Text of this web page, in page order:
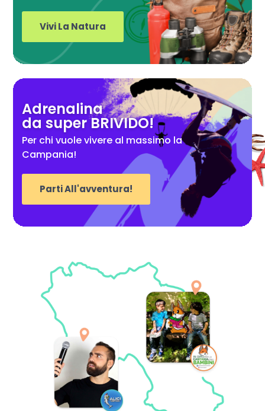
Vivi La Natura
Adrenalina
da super BRIVIDO!
Per chi vuole vivere al massimo la
Campania!
Parti All'avventura!